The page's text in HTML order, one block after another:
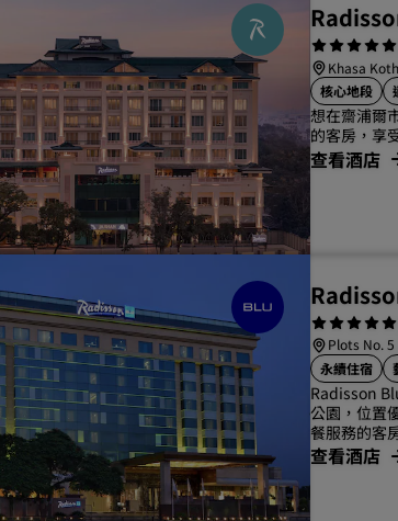
Khasa
核心地段
想在齋浦爾
的客房，享
查看酒店
Plots No.
永續住宿
Radisson
公園，位置
餐服務的客
查看酒店